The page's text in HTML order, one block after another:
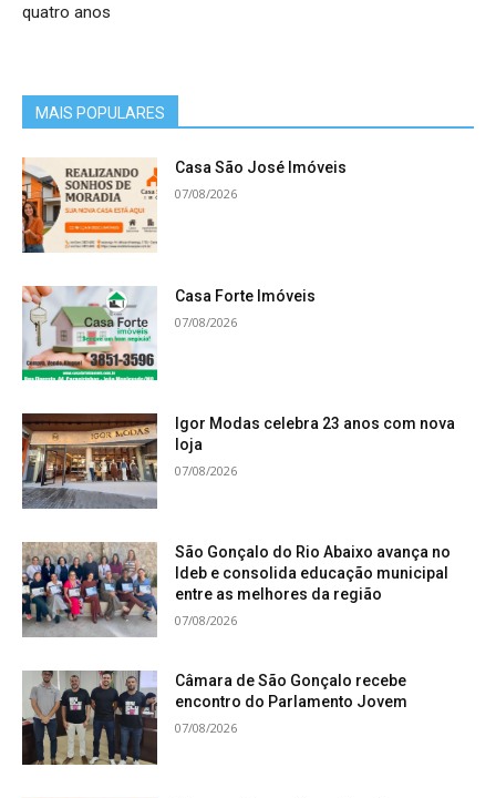
quatro anos
MAIS POPULARES
Casa São José Imóveis
07/08/2026
Casa Forte Imóveis
07/08/2026
Igor Modas celebra 23 anos com nova
loja
07/08/2026
São Gonçalo do Rio Abaixo avança no
Ideb e consolida educação municipal
entre as melhores da região
07/08/2026
Câmara de São Gonçalo recebe
encontro do Parlamento Jovem
07/08/2026